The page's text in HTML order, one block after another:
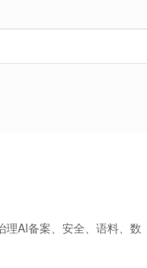
理AI备案、安全、语料、数